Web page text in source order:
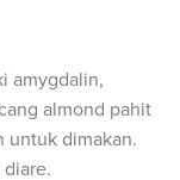
amygdalin,
almond pahit
untuk dimakan.